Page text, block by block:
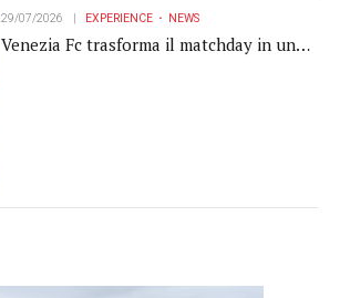
29/07/2026 EXPERIENCE NEWS
Venezia Fc trasforma il matchday in una